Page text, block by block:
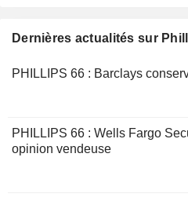
Dernières actualités sur
PHILLIPS 66 : Barclays
PHILLIPS 66 : Wells Fargo
opinion vendeuse